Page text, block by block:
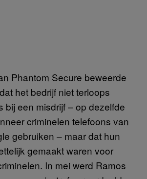
Phantom Secure beweerde
het bedrijf niet terloops
bij een misdrijf – op dezelfde
criminelen telefoons van
gebruiken – maar dat hun
gemaakt waren voor
In mei werd Ramos